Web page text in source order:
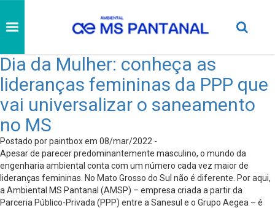
Dia da Mulher: conheça as
lideranças femininas da PPP que
vai universalizar o saneamento
no MS
Postado por paintbox em 08/mar/2022 -
Apesar de parecer predominantemente masculino, o mundo da
engenharia ambiental conta com um número cada vez maior de
lideranças femininas. No Mato Grosso do Sul não é diferente. Por aqui,
a Ambiental MS Pantanal (AMSP) – empresa criada a partir da
Parceria Público-Privada (PPP) entre a Sanesul e o Grupo Aegea – é